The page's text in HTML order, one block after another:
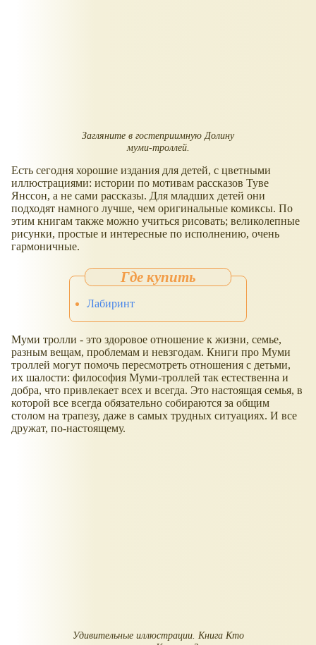
Загляните в гостеприимную Долину
муми-троллей.
Есть сегодня хорошие издания для детей, с цветными
иллюстрациями: истории по мотивам рассказов Туве
Янссон, а не сами рассказы. Для младших детей они
подходят намного лучше, чем оригинальные комиксы. По
этим книгам также можно учиться рисовать; великолепные
рисунки, простые и интересные по исполнению, очень
гармоничные.
Лабиринт
Муми тролли - это здоровое отношение к жизни, семье,
разным вещам, проблемам и невзгодам. Книги про Муми
троллей могут помочь пересмотреть отношения с детьми,
их шалости: философия Муми-троллей так естественна и
добра, что привлекает всех и всегда. Это настоящая семья, в
которой все всегда обязательно собираются за общим
столом на трапезу, даже в самых трудных ситуациях. И все
дружат, по-настоящему.
Удивительные иллюстрации. Книга Кто